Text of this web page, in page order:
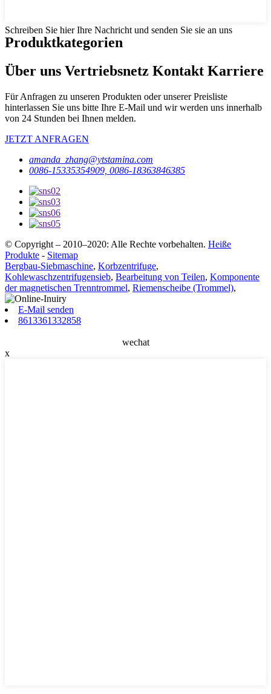
Schreiben Sie hier Ihre Nachricht und senden Sie sie an uns
Produktkategorien
Über uns Vertriebsnetz Kontakt Karriere
Für Anfragen zu unseren Produkten oder unserer Preisliste
hinterlassen Sie uns bitte Ihre E-Mail und wir werden uns innerhalb
von 24 Stunden bei Ihnen melden.
JETZT ANFRAGEN
amanda_zhang@ytstamina.com
0086-15335354909, 0086-18363846385
© Copyright – 2010–2020: Alle Rechte vorbehalten. Heiße
Produkte - Sitemap
Bergbau-Siebmaschine, Korbzentrifuge,
Kohlewaschzentrifugensieb, Bearbeitung von Teilen, Komponente
der magnetischen Trenntrommel, Riemenscheibe (Trommel),
E-Mail senden
8613361332858
wechat
x